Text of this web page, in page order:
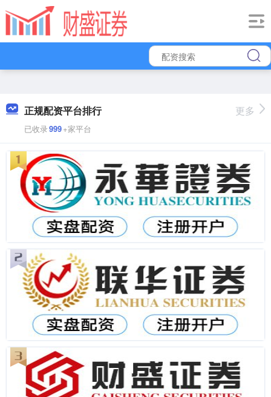
正规配资平台排行
已收录999+家平台
更多